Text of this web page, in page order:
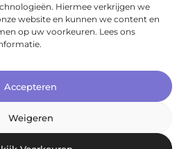
Hiermee verkrijgen we
website en kunnen we content en
op uw voorkeuren. Lees ons
Accepteren
Weigeren